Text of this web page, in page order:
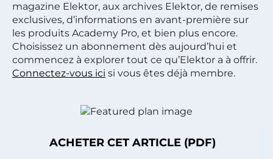
magazine Elektor, aux archives Elektor, de remises
exclusives, d’informations en avant-première sur
les produits Academy Pro, et bien plus encore.
Choisissez un abonnement dès aujourd’hui et
commencez à explorer tout ce qu’Elektor a à offrir.
Connectez-vous ici si vous êtes déjà membre.
ACHETER CET ARTICLE (PDF)